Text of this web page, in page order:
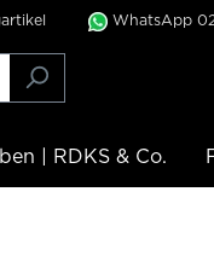
WhatsApp
| RDKS & Co.